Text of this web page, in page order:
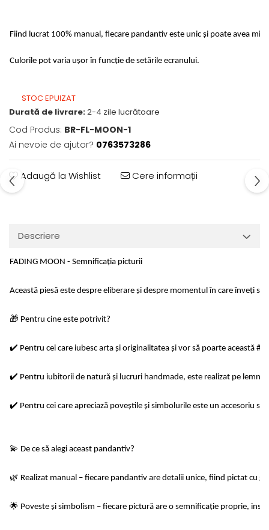
Fiind lucrat 100% manual, fiecare pandantiv este unic și poate avea
Culorile pot varia ușor în funcție de setările ecranului.
STOC EPUIZAT
Durată de livrare:2-4 zile lucrătoare
Cod Produs: BR-FL-MOON-1
Ai nevoie de ajutor? 0763573286
Adaugă la Wishlist Cere informații
Descriere
FADING MOON - Semnificația picturii
Această piesă este despre eliberare și despre momentul în care înveți
🎁 Pentru cine este potrivit?
✔️ Pentru cei care iubesc arta și originalitatea și vor să poarte această
✔️ Pentru iubitorii de natură și lucruri handmade, este realizat pe lemn
✔️ Pentru cei care apreciază poveștile și simbolurile este un accesoriu
💫 De ce să alegi aceast pandantiv?
🌿 Realizat manual – fiecare pandantiv are detalii unice, fiind pictat cu
🌟 Poveste și simbolism – fiecare pictură are o semnificație proprie,